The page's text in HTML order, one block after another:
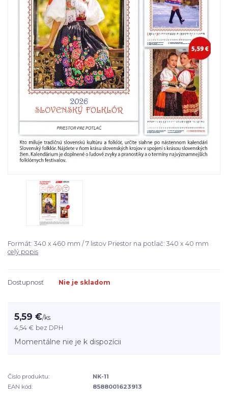
Formát: 340 x 460 mm / 7 listov Priestor na potlač: 340 x 40 mm
celý popis
Dostupnosť Nie je skladom
5,59 €/ks
4,54 € bez DPH
Momentálne nie je k dispozícii
Číslo produktu:
NK-11
EAN kód:
8588001623913